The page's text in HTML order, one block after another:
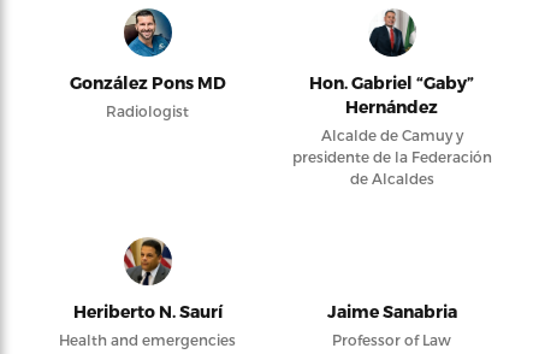
González Pons MD
Radiologist
Hon. Gabriel “Gaby”
Hernández
Alcalde de Camuy y
presidente de la Federación
de Alcaldes
Heriberto N. Saurí
Health and emergencies
Jaime Sanabria
Professor of Law